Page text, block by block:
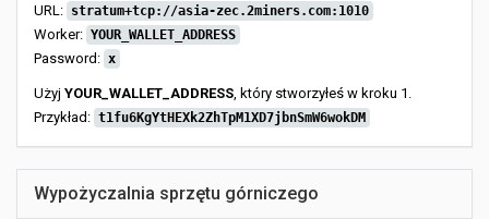
URL: stratum+tcp://asia-zec.2miners.com:1010
Worker: YOUR_WALLET_ADDRESS
Password: x
Użyj YOUR_WALLET_ADDRESS, który stworzyłeś w kroku 1.
Przykład: t1fu6KgYtHEXk2ZhTpM1XD7jbnSmW6wokDM
Wypożyczalnia sprzętu górniczego